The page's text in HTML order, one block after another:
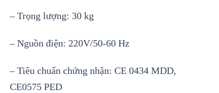
– Trọng lượng: 30 kg
– Nguồn điện: 220V/50-60 Hz
– Tiêu chuẩn chứng nhận: CE 0434 MDD,
CE0575 PED